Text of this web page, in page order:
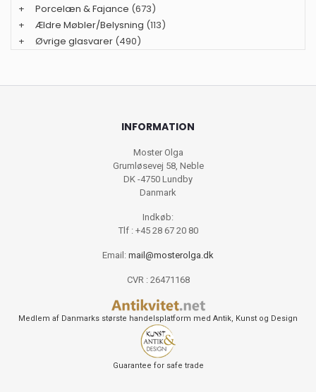
+
Porcelæn & Fajance (673)
+
Ældre Møbler/Belysning (113)
+
Øvrige glasvarer (490)
INFORMATION
Moster Olga
Grumløsevej 58, Neble
DK -4750 Lundby
Danmark
Indkøb:
Tlf : +45 28 67 20 80
Email: mail@mosterolga.dk
CVR : 26471168
Medlem af Danmarks største handelsplatform med Antik, Kunst og Design
Guarantee for safe trade